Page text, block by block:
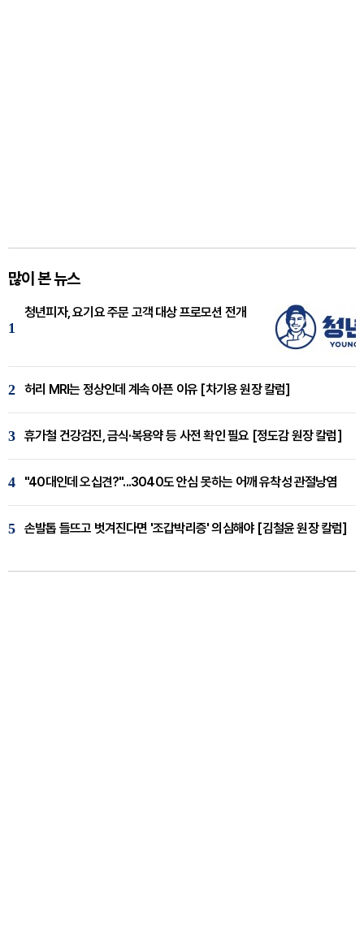
많이 본 뉴스
1
청년피자, 요기요 주문 고객 대상 프로모션 전개
2 허리 MRI는 정상인데 계속 아픈 이유 [차기용 원장 칼럼]
3 휴가철 건강검진, 금식·복용약 등 사전 확인 필요 [정도감 원장 칼럼]
4 "40대인데 오십견?"...3040도 안심 못하는 어깨 유착성 관절낭염
5 손발톱 들뜨고 벗겨진다면 '조갑박리증' 의심해야 [김철윤 원장 칼럼]